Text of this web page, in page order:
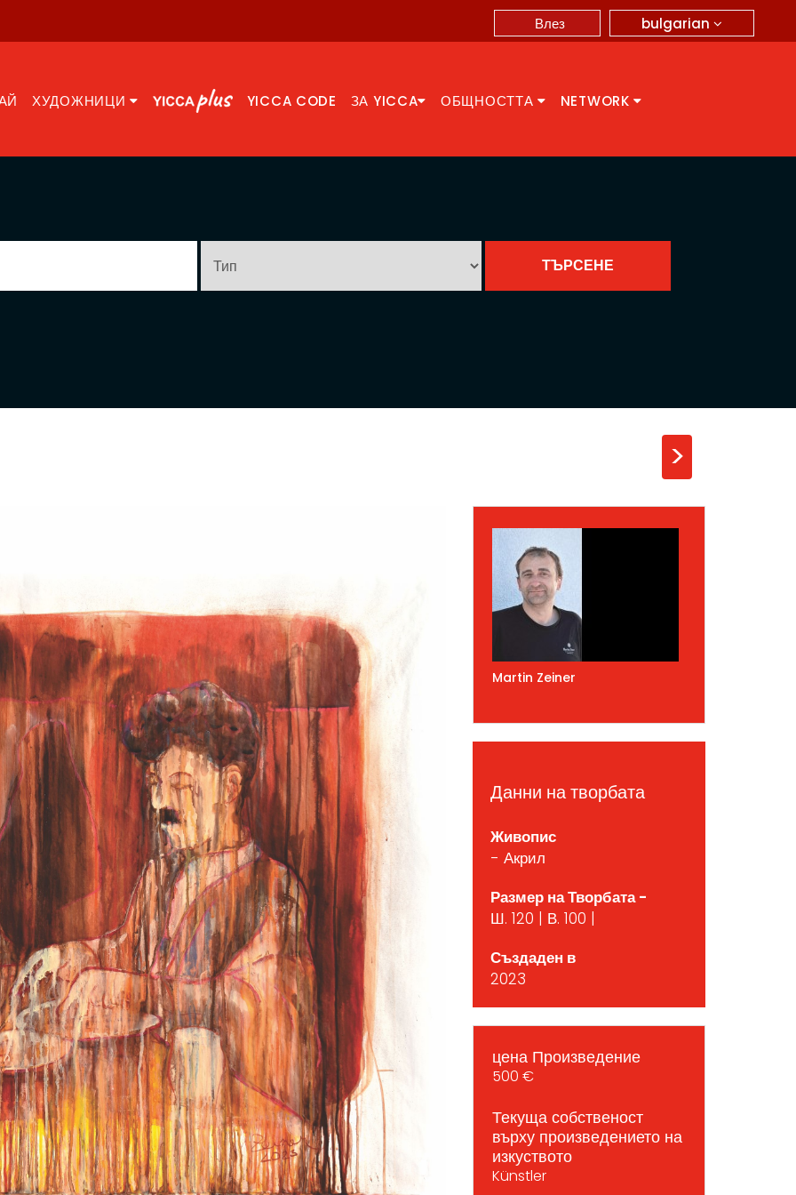
bulgarian
Влез
ХУДОЖНИЦИ YICCA CODE ЗА YICCA ОБЩНОСТТА NETWORK
>
Martin Zeiner
Данни на творбата
Живопис
- Акрил
Размер на Творбата -
Ш. 120 | В. 100 |
Създаден в
2023
цена Произведение
500 €
Текуща собственост
върху произведението на
изкуството
Künstler